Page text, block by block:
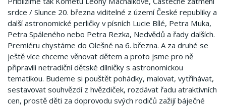
srdce / Slunce 20. března viditelné z území České republiky a
další astronomické perličky v písních Lucie Bílé, Petra Muka,
Petra Spáleného nebo Petra Rezka, Nedvědů a řady dalších.
Premiéru chystáme do Olešné na 6. března. A za druhé se
ještě více chceme věnovat dětem a proto jsme pro ně
připravili netradiční dětské dílničky s astronomickou
tematikou. Budeme si pouštět pohádky, malovat, vytřihávat,
sestavovat souhvězdí z hvězdiček, rozdávat řadu atraktivních
cen, prostě děti za doprovodu svých rodičů zažijí báječné